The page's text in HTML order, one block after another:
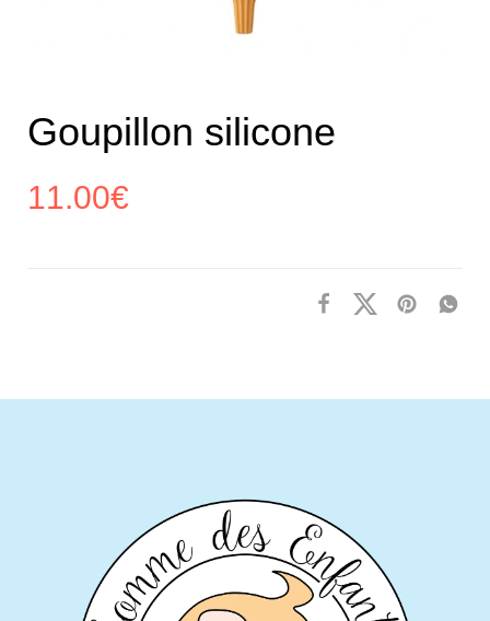
Goupillon silicone
11.00€